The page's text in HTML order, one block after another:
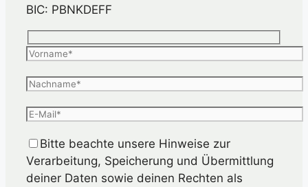
BIC: PBNKDEFF
Bitte beachte unsere Hinweise zur
Verarbeitung, Speicherung und Übermittlung
deiner Daten sowie deinen Rechten als